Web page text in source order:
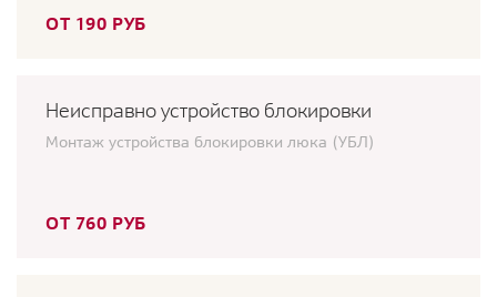
ОТ 190 РУБ
Неисправно устройство блокировки
Монтаж устройства блокировки люка (УБЛ)
ОТ 760 РУБ